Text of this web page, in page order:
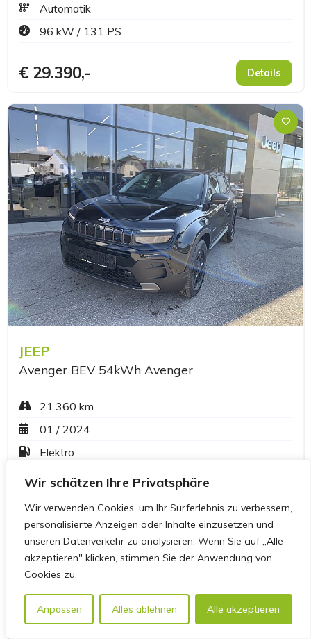
Wir schätzen Ihre Privatsphäre
Wir verwenden Cookies, um Ihr Surferlebnis zu verbessern,
personalisierte Anzeigen oder Inhalte einzusetzen und
unseren Datenverkehr zu analysieren. Wenn Sie auf „Alle
akzeptieren" klicken, stimmen Sie der Anwendung von
Cookies zu.
Anpassen Alles ablehnen Alle akzeptieren